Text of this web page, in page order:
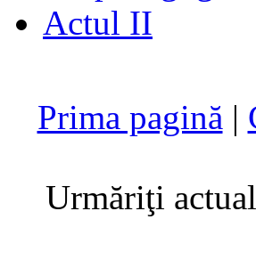
Actul II
Prima pagină |
Urmăriţi